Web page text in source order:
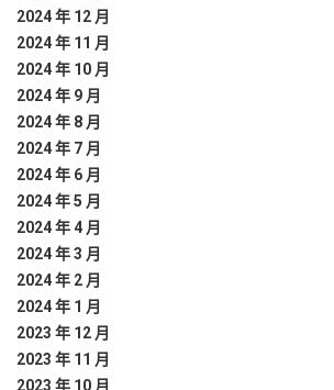
2024 年 12 月
2024 年 11 月
2024 年 10 月
2024 年 9 月
2024 年 8 月
2024 年 7 月
2024 年 6 月
2024 年 5 月
2024 年 4 月
2024 年 3 月
2024 年 2 月
2024 年 1 月
2023 年 12 月
2023 年 11 月
2023 年 10 月